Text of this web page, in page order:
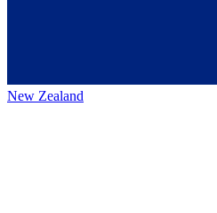
New Zealand